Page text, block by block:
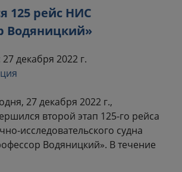
125 рейс НИС
Водяницкий»
декабря 2022 г.
27 декабря 2022 г.,
второй этап 125-го рейса
исследовательского судна
Водяницкий». В течение